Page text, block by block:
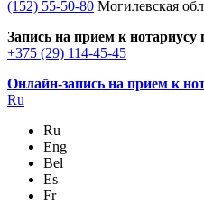
(152) 55-50-80 Могилевская
Запись на прием к нотариусу
+375 (29) 114-45-45
Онлайн-запись на прием к
Ru
Ru
Eng
Bel
Es
Fr